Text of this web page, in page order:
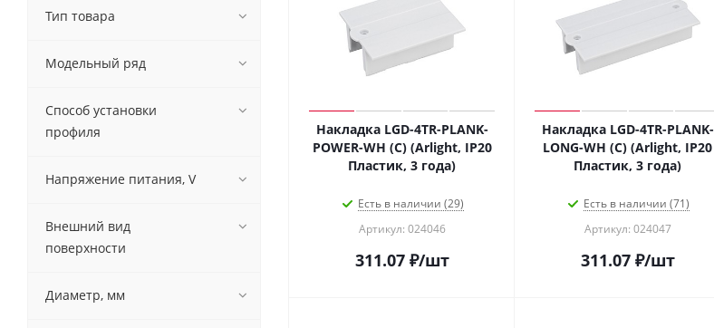
Накладка LGD-4TR-PLANK-
POWER-WH (C) (Arlight, IP20
Пластик, 3 года)
Есть в наличии (29)
Артикул: 024046
311.07₽/шт
Накладка LGD-4TR-PLANK-
LONG-WH (C) (Arlight, IP20
Пластик, 3 года)
Есть в наличии (71)
Артикул: 024047
311.07₽/шт
Тип товара
Модельный ряд
Способ установки
профиля
Напряжение питания, V
Внешний вид
поверхности
Диаметр, мм